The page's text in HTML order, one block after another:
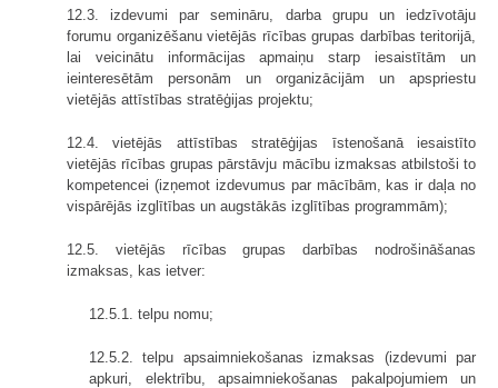
12.3. izdevumi par semināru, darba grupu un iedzīvotāju
forumu organizēšanu vietējās rīcības grupas darbības teritorijā,
lai veicinātu informācijas apmaiņu starp iesaistītām un
ieinteresētām personām un organizācijām un apspriestu
vietējās attīstības stratēģijas projektu;
12.4. vietējās attīstības stratēģijas īstenošanā iesaistīto
vietējās rīcības grupas pārstāvju mācību izmaksas atbilstoši to
kompetencei (izņemot izdevumus par mācībām, kas ir daļa no
vispārējās izglītības un augstākās izglītības programmām);
12.5. vietējās rīcības grupas darbības nodrošināšanas
izmaksas, kas ietver:
12.5.1. telpu nomu;
12.5.2. telpu apsaimniekošanas izmaksas (izdevumi par
apkuri, elektrību, apsaimniekošanas pakalpojumiem un